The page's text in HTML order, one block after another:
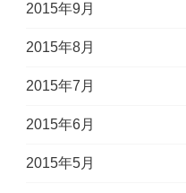
2015年9月
2015年8月
2015年7月
2015年6月
2015年5月